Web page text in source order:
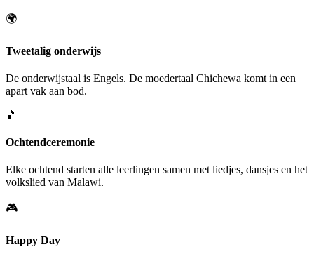
🌍
Tweetalig onderwijs
De onderwijstaal is Engels. De moedertaal Chichewa komt in een
apart vak aan bod.
🎵
Ochtendceremonie
Elke ochtend starten alle leerlingen samen met liedjes, dansjes en het
volkslied van Malawi.
🎮
Happy Day